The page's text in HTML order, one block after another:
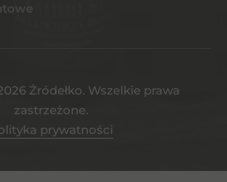
Żródełko. Wszelkie prawa
zastrzeżone.
prywatności